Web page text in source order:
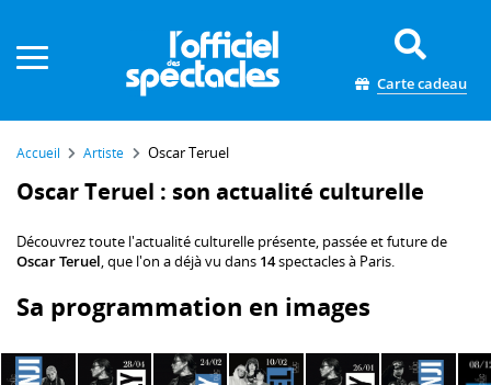
Carte cadeau
Accueil Artiste Oscar Teruel
Oscar Teruel : son actualité culturelle
Découvrez toute l'actualité culturelle présente, passée et future de
Oscar Teruel, que l'on a déjà vu dans 14spectacles à Paris.
Sa programmation en images